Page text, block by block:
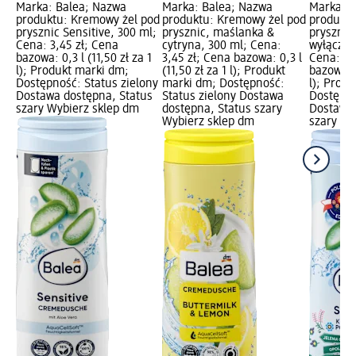
Marka: Balea; Nazwa
produktu: Kremowy żel pod
prysznic Sensitive, 300 ml;
Cena: 3,45 zł; Cena
bazowa: 0,3 l (11,50 zł za 1
l); Produkt marki dm;
Dostępność: Status zielony
Dostawa dostępna, Status
szary Wybierz sklep dm
Marka: Balea; Nazwa
produktu: Kremowy żel pod
prysznic, maślanka &
cytryna, 300 ml; Cena:
3,45 zł; Cena bazowa: 0,3 l
(11,50 zł za 1 l); Produkt
marki dm; Dostępność:
Status zielony Dostawa
dostępna, Status szary
Wybierz sklep dm
Marka:
prysznic
Cena:
bazowa:
l);
szary